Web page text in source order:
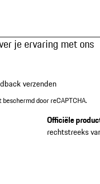
je ervaring met ons
verzenden
door reCAPTCHA.
Officiële
rechtstreeks